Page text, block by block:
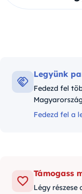
Legyünk
Fedezd fel
Fedezd fel a
Támogass
Légy részese